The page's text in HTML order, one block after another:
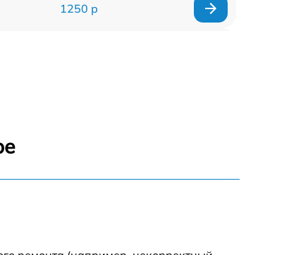
1250 р